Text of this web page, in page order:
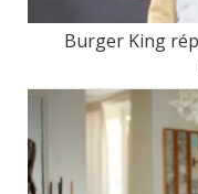
Burger King